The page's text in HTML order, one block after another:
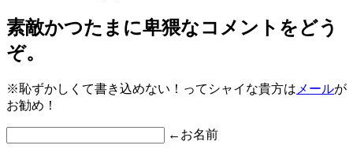
素敵かつたまに卑猥なコメントをどう
ぞ。
※恥ずかしくて書き込めない！ってシャイな貴方は メールが
お勧め！
←お名前